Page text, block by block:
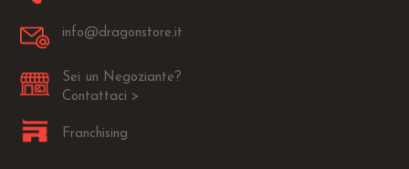
info@dragonstore.it
Sei un Negoziante?
Contattaci >
Franchising